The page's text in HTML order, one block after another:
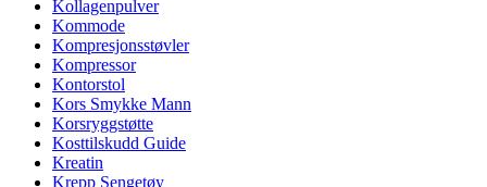
Kollagenpulver
Kommode
Kompresjonsstøvler
Kompressor
Kontorstol
Kors Smykke Mann
Korsryggstøtte
Kosttilskudd Guide
Kreatin
Krepp Sengetøy